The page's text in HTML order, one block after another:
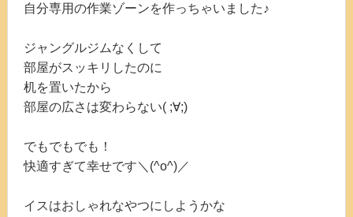
自分専用の作業ゾーンを作っちゃいました♪
ジャングルジムなくして
部屋がスッキリしたのに
机を置いたから
部屋の広さは変わらない( ;∀;)
でもでもでも！
快適すぎて幸せです＼(^o^)／
イスはおしゃれなやつにしようかな